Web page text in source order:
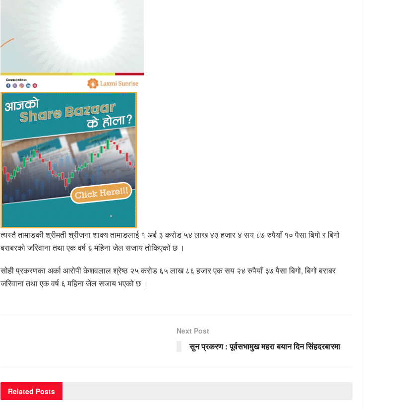
त्यस्तै तामाङकी श्रीमती श्रीजना शाक्य तामाङलाई १ अर्ब ३ करोड ५४ लाख ४३ हजार ४ सय ८७ रुपैयाँ १० पैसा बिगो र बिगो
बराबरको जरिवाना तथा एक वर्ष ६ महिना जेल सजाय तोकिएको छ ।
सोही प्रकरणका अर्का आरोपी केशवलाल श्रेष्ठ २५ करोड ६५ लाख ८६ हजार एक सय २४ रुपैयाँ ३७ पैसा बिगो, बिगो बराबर
जरिवाना तथा एक वर्ष ६ महिना जेल सजाय भएको छ ।
Next Post
सुन प्रकरण : पूर्वसभामुख महरा बयान दिन सिंहदरबारमा
Related Posts